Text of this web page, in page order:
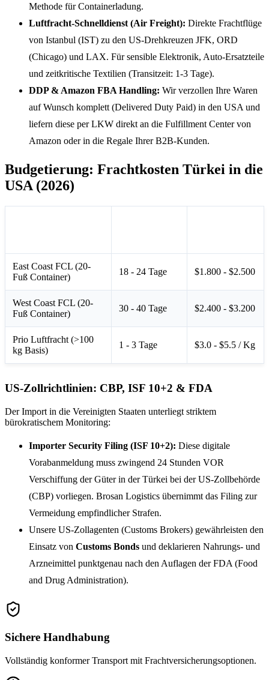
Methode für Containerladung.
Luftfracht-Schnelldienst (Air Freight): Direkte Frachtflüge
von Istanbul (IST) zu den US-Drehkreuzen JFK, ORD
(Chicago) und LAX. Für sensible Elektronik, Auto-Ersatzteile
und zeitkritische Textilien (Transitzeit: 1-3 Tage).
DDP & Amazon FBA Handling: Wir verzollen Ihre Waren
auf Wunsch komplett (Delivered Duty Paid) in den USA und
liefern diese per LKW direkt an die Fulfillment Center von
Amazon oder in die Regale Ihrer B2B-Kunden.
Budgetierung: Frachtkosten Türkei in die
USA (2026)
East Coast FCL (20-
Fuß Container)
18 - 24 Tage $1.800 - $2.500
West Coast FCL (20-
Fuß Container)
30 - 40 Tage $2.400 - $3.200
Prio Luftfracht (>100
kg Basis)
1 - 3 Tage $3.0 - $5.5 / Kg
US-Zollrichtlinien: CBP, ISF 10+2 & FDA
Der Import in die Vereinigten Staaten unterliegt striktem
bürokratischem Monitoring:
Importer Security Filing (ISF 10+2): Diese digitale
Vorabanmeldung muss zwingend 24 Stunden VOR
Verschiffung der Güter in der Türkei bei der US-Zollbehörde
(CBP) vorliegen. Brosan Logistics übernimmt das Filing zur
Vermeidung empfindlicher Strafen.
Unsere US-Zollagenten (Customs Brokers) gewährleisten den
Einsatz von Customs Bonds und deklarieren Nahrungs- und
Arzneimittel punktgenau nach den Auflagen der FDA (Food
and Drug Administration).
Sichere Handhabung
Vollständig konformer Transport mit Frachtversicherungsoptionen.